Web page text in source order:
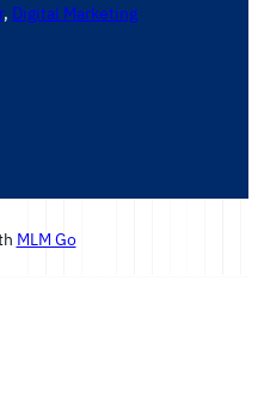
, Digital Marketing
MLM Go